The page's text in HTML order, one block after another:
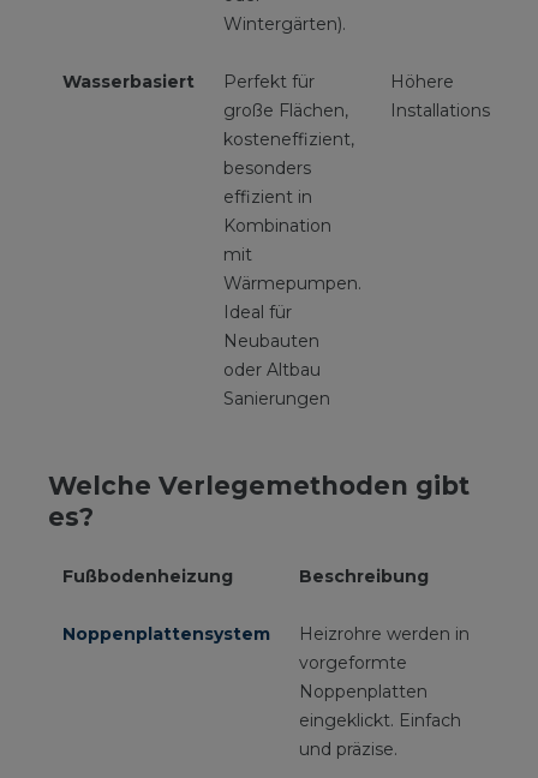
Wintergärten).
Wasserbasiert
Perfekt für
große Flächen,
kosteneffizient,
besonders
effizient in
Kombination
mit
Wärmepumpen.
Ideal für
Neubauten
oder Altbau
Sanierungen
Höhere
Welche Verlegemethoden gibt
es?
Fußbodenheizung Beschreibung
Noppenplattensystem
Heizrohre werden in
vorgeformte
Noppenplatten
eingeklickt. Einfach
und präzise.